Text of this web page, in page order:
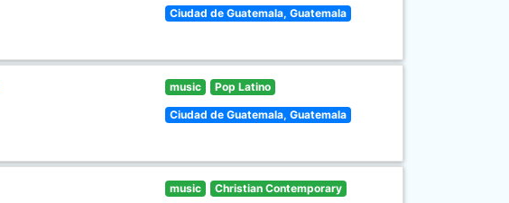
Ciudad de Guatemala, Guatemala
music Pop Latino
Ciudad de Guatemala, Guatemala
music Christian Contemporary